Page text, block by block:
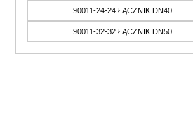
90011-24-24 ŁĄCZNIK DN40
90011-32-32 ŁĄCZNIK DN50